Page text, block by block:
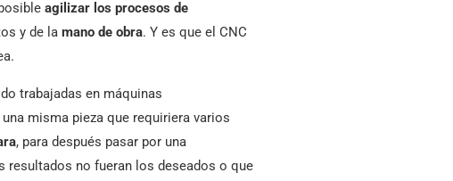
agilizar los procesos de
y de la mano de obra. Y es que el CNC
trabajadas en máquinas
misma pieza que requiriera varios
, para después pasar por una
resultados no fueran los deseados o que